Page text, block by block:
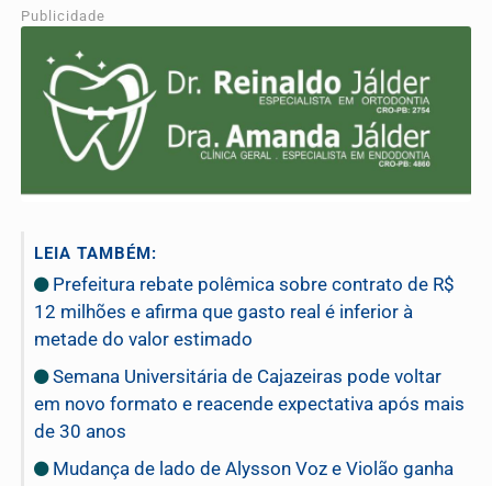
Publicidade
LEIA TAMBÉM:
Prefeitura rebate polêmica sobre contrato de R$
12 milhões e afirma que gasto real é inferior à
metade do valor estimado
Semana Universitária de Cajazeiras pode voltar
em novo formato e reacende expectativa após mais
de 30 anos
Mudança de lado de Alysson Voz e Violão ganha